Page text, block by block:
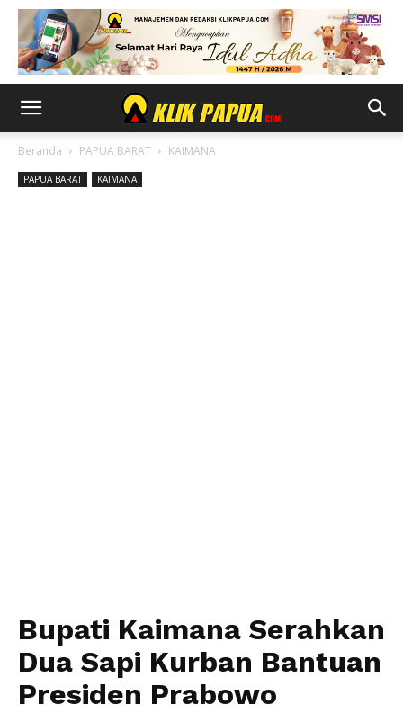
Beranda PAPUA BARAT KAIMANA
PAPUA BARAT KAIMANA
Bupati Kaimana Serahkan
Dua Sapi Kurban Bantuan
Presiden Prabowo